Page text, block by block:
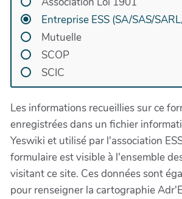
Entreprise ESS (SA/SAS/
Mutuelle
SCOP
SCIC
Les informations recueillies sur ce
enregistrées dans un fichier
Yeswiki et utilisé par l'association
formulaire est visible à l'ensemble
visitant ce site. Ces données sont
pour renseigner la cartographie